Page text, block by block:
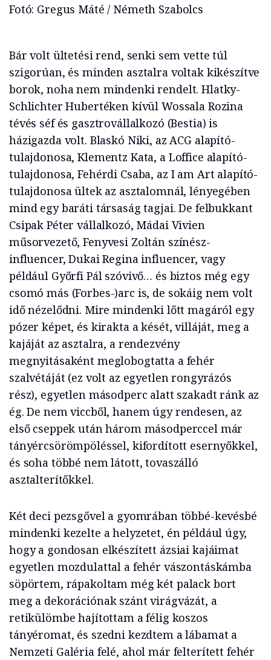
Fotó: Gregus Máté / Németh Szabolcs
Bár volt ültetési rend, senki sem vette túl
szigorúan, és minden asztalra voltak kikészítve
borok, noha nem mindenki rendelt. Hlatky-
Schlichter Hubertéken kívül Wossala Rozina
tévés séf és gasztrovállalkozó (Bestia) is
házigazda volt. Blaskó Niki, az ACG alapító-
tulajdonosa, Klementz Kata, a Loffice alapító-
tulajdonosa, Fehérdi Csaba, az I am Art alapító-
tulajdonosa ültek az asztalomnál, lényegében
mind egy baráti társaság tagjai. De felbukkant
Csipak Péter vállalkozó, Mádai Vivien
műsorvezető, Fenyvesi Zoltán színész-
influencer, Dukai Regina influencer, vagy
például Győrfi Pál szóvivő… és biztos még egy
csomó más (Forbes-)arc is, de sokáig nem volt
idő nézelődni. Mire mindenki lőtt magáról egy
pózer képet, és kirakta a kését, villáját, meg a
kajáját az asztalra, a rendezvény
megnyitásaként meglobogtatta a fehér
szalvétáját (ez volt az egyetlen rongyrázós
rész), egyetlen másodperc alatt szakadt ránk az
ég. De nem viccből, hanem úgy rendesen, az
első cseppek után három másodperccel már
tányércsörömpöléssel, kifordított esernyőkkel,
és soha többé nem látott, tovaszálló
asztalterítőkkel.
Két deci pezsgővel a gyomrában többé-kevésbé
mindenki kezelte a helyzetet, én például úgy,
hogy a gondosan elkészített ázsiai kajáimat
egyetlen mozdulattal a fehér vászontáskámba
söpörtem, rápakoltam még két palack bort
meg a dekorációnak szánt virágvázát, a
retikülömbe hajítottam a félig koszos
tányéromat, és szedni kezdtem a lábamat a
Nemzeti Galéria felé, ahol már felterített fehér